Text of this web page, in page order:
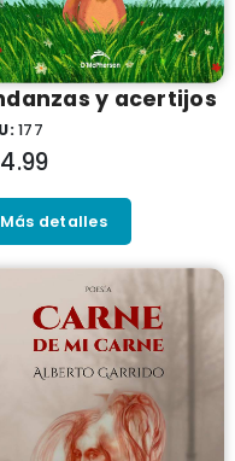
y acertijos
177
Más detalles